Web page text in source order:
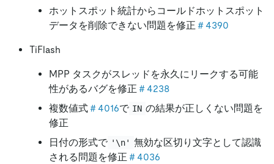
ホットスポット統計からコールドホットスポット
データを削除できない問題を修正 ＃4390
TiFlash
MPP タスクがスレッドを永久にリークする可能
性があるバグを修正 ＃4238
複数値式＃4016で IN の結果が正しくない問題を
修正
日付の形式で '\n' 無効な区切り文字として認識
される問題を修正 ＃4036